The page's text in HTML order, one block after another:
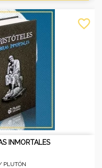
INMORTALES
PLUTÓN
favorite_border